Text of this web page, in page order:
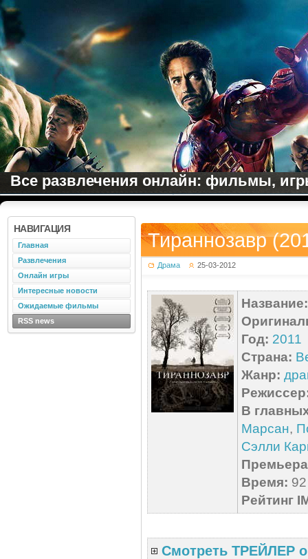
Все развлечения онлайн: фильмы,
Тираннозавр
Драма 25-03-2012
Название:
Год: 2011
Страна:
Жанр:
В
Марсан,
Сэлли
Время:
Рейтинг
Смотреть ТРЕЙЛЕР
НАВИГАЦИЯ
Главная
Развлечения
Онлайн игры
Интересные новости
Ожидаемые фильмы
RSS news